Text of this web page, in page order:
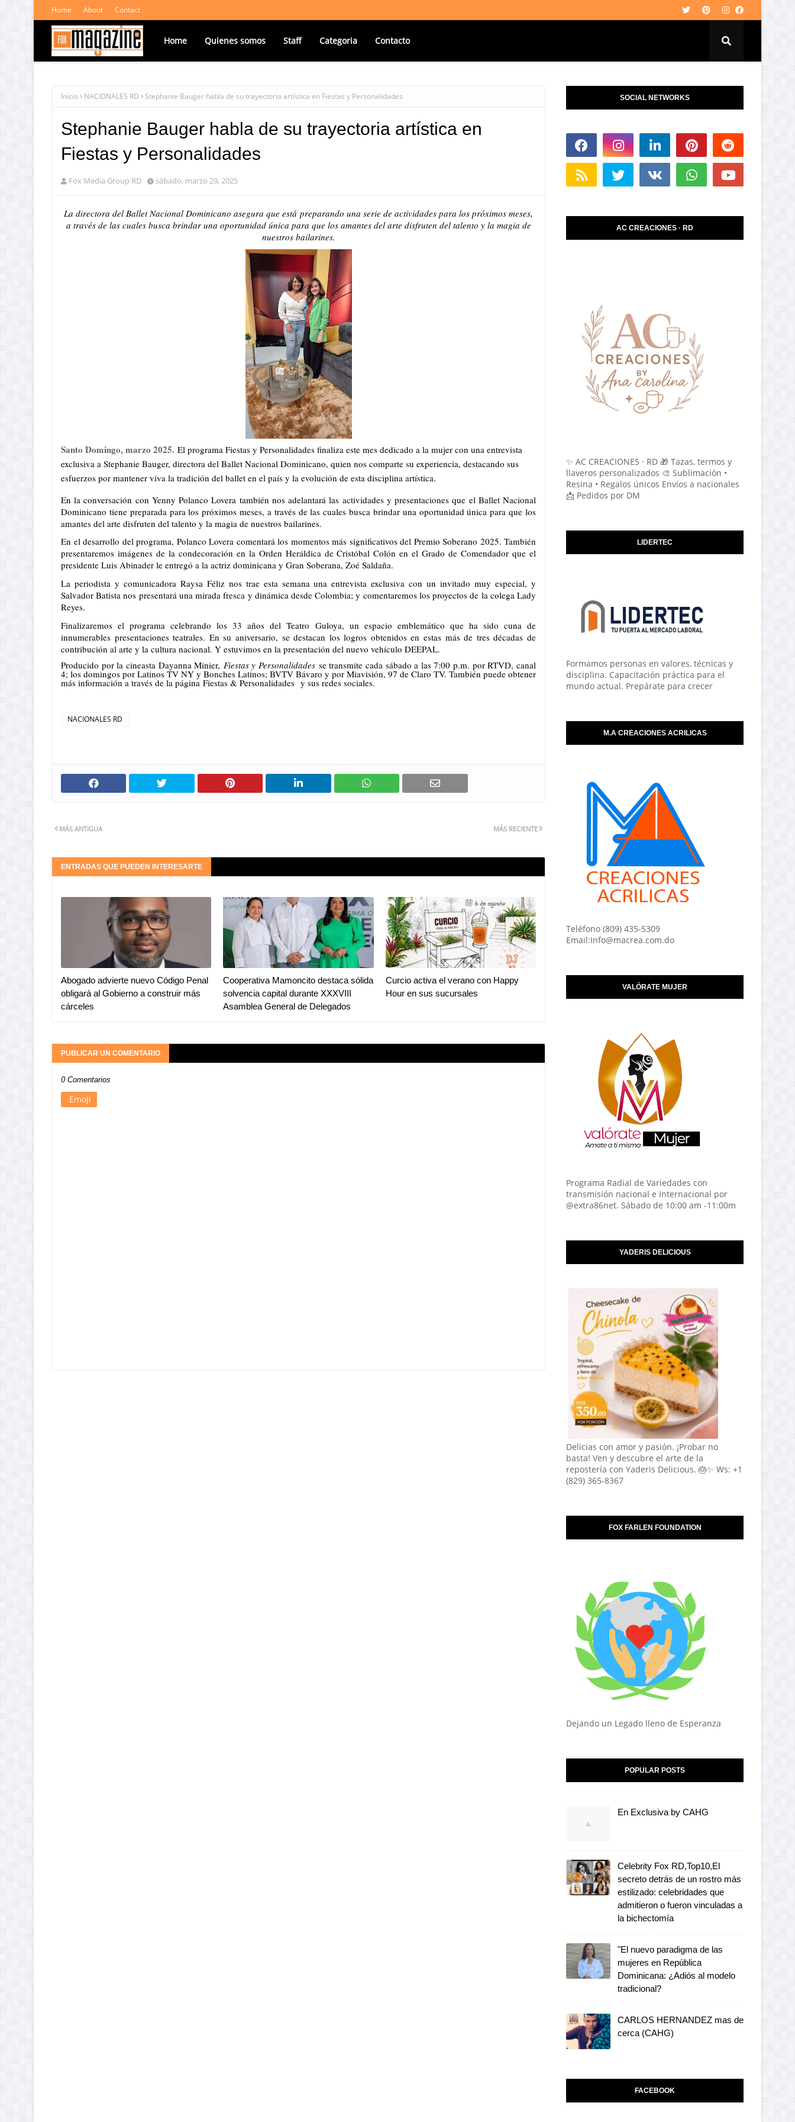
Home About Contact
Home Quienes somos Staff Categoria Contacto
Inicio NACIONALES RD Stephanie Bauger habla de su trayectoria artística en Fiestas y Personalidades
Stephanie Bauger habla de su trayectoria artística en
Fiestas y Personalidades
Fox Media Group RD sábado, marzo 29, 2025
La directora del Ballet Nacional Dominicano asegura que está preparando una serie de actividades para los próximos meses,
a través de las cuales busca brindar una oportunidad única para que los amantes del arte disfruten del talento y la magia de
nuestros bailarines.
Santo Domingo, marzo 2025. El programa Fiestas y Personalidades finaliza este mes dedicado a la mujer con una entrevista
exclusiva a Stephanie Bauger, directora del Ballet Nacional Dominicano, quien nos comparte su experiencia, destacando sus
esfuerzos por mantener viva la tradición del ballet en el país y la evolución de esta disciplina artística.
En la conversación con Yenny Polanco Lovera también nos adelantará las actividades y presentaciones que el Ballet Nacional
Dominicano tiene preparada para los próximos meses, a través de las cuales busca brindar una oportunidad única para que los
amantes del arte disfruten del talento y la magia de nuestros bailarines.
En el desarrollo del programa, Polanco Lovera comentará los momentos más significativos del Premio Soberano 2025. También
presentaremos imágenes de la condecoración en la Orden Heráldica de Cristóbal Colón en el Grado de Comendador que el
presidente Luis Abinader le entregó a la actriz dominicana y Gran Soberana, Zoé Saldaña.
La periodista y comunicadora Raysa Féliz nos trae esta semana una entrevista exclusiva con un invitado muy especial, y
Salvador Batista nos presentará una mirada fresca y dinámica desde Colombia; y comentaremos los proyectos de la colega Lady
Reyes.
Finalizaremos el programa celebrando los 33 años del Teatro Guloya, un espacio emblemático que ha sido cuna de
innumerables presentaciones teatrales. En su aniversario, se destacan los logros obtenidos en estas más de tres décadas de
contribución al arte y la cultura nacional. Y estuvimos en la presentación del nuevo vehículo DEEPAL.
Producido por la cineasta Dayanna Minier, Fiestas y Personalidades se transmite cada sábado a las 7:00 p.m. por RTVD, canal
4; los domingos por Latinos TV NY y Bonches Latinos; BVTV Bávaro y por Miavisión, 97 de Claro TV. También puede obtener
más información a través de la página Fiestas & Personalidades y sus redes sociales.
NACIONALES RD
MÁS RECIENTE
MÁS ANTIGUA
ENTRADAS QUE PUEDEN INTERESARTE
Abogado advierte nuevo Código Penal
obligará al Gobierno a construir más
cárceles
Cooperativa Mamoncito destaca sólida
solvencia capital durante XXXVIII
Asamblea General de Delegados
Curcio activa el verano con Happy
Hour en sus sucursales
PUBLICAR UN COMENTARIO
0 Comentarios
Emoji
SOCIAL NETWORKS
AC CREACIONES · RD
✨ AC CREACIONES · RD 🎁 Tazas, termos y
llaveros personalizados 🎨 Sublimación •
Resina • Regalos únicos Envíos a nacionales
📩 Pedidos por DM
LIDERTEC
Formamos personas en valores, técnicas y
disciplina. Capacitación práctica para el
mundo actual. Prepárate para crecer
M.A CREACIONES ACRILICAS
Teléfono (809) 435-5309
Email:Info@macrea.com.do
VALÓRATE MUJER
Programa Radial de Variedades con
transmisión nacional e Internacional por
@extra86net. Sábado de 10:00 am -11:00m
YADERIS DELICIOUS
Delicias con amor y pasión. ¡Probar no
basta! Ven y descubre el arte de la
repostería con Yaderis Delicious. 🎂✨ Ws: +1
(829) 365-8367
FOX FARLEN FOUNDATION
Dejando un Legado lleno de Esperanza
POPULAR POSTS
En Exclusiva by CAHG
Celebrity Fox RD,Top10,El
secreto detrás de un rostro más
estilizado: celebridades que
admitieron o fueron vinculadas a
la bichectomía
"El nuevo paradigma de las
mujeres en República
Dominicana: ¿Adiós al modelo
tradicional?
CARLOS HERNANDEZ mas de
cerca (CAHG)
FACEBOOK